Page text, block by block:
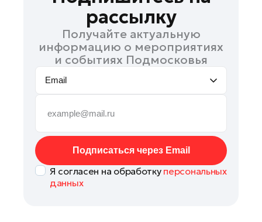
рассылку
Получайте актуальную
информацию о мероприятиях
и событиях Подмосковья
Email
Подписаться через Email
Я согласен на обработку персональных
данных